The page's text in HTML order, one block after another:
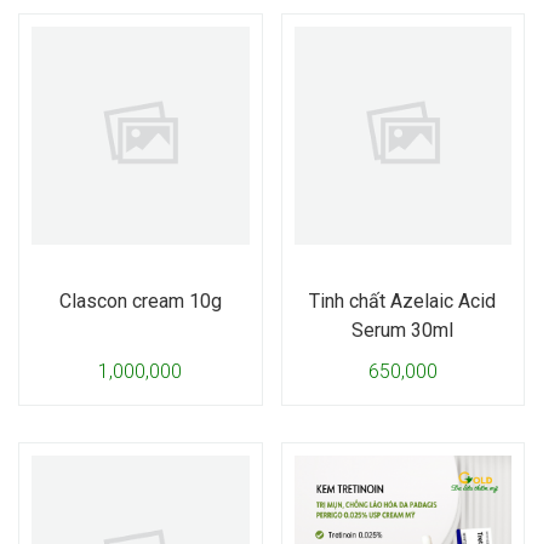
Clascon cream 10g
1,000,000
Tinh chất Azelaic Acid
Serum 30ml
650,000